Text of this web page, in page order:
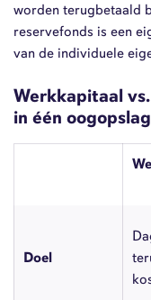
worden terugbetaald
reservefonds is een
van de individuele
Werkkapitaal
in één oogopslag
Doel